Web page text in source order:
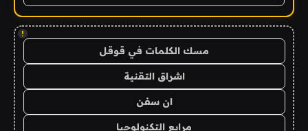
!
مسك الكلمات في قوقل
اشراق التقنية
ان سفن
مرابع التكنولوجيا